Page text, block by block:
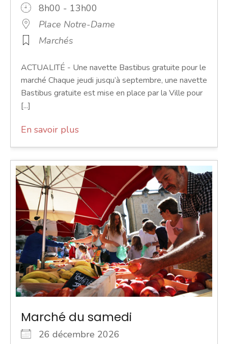
8h00 - 13h00
Place Notre-Dame
Marchés
ACTUALITÉ - Une navette Bastibus gratuite pour le
marché Chaque jeudi jusqu’à septembre, une navette
Bastibus gratuite est mise en place par la Ville pour
[...]
En savoir plus
Marché du samedi
26 décembre 2026